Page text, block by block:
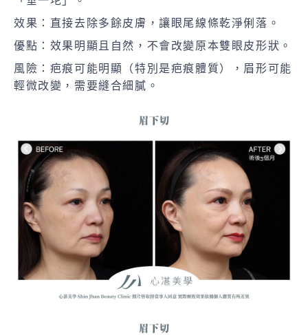
效果：直接去除多餘皮膚，讓眼尾線條乾淨俐落。
優點：效果明顯且自然，不會改變原本雙眼皮形狀。
風險：疤痕可能明顯（特別是疤痕體質），眉形可能
輕微改變，需要縫合細膩。